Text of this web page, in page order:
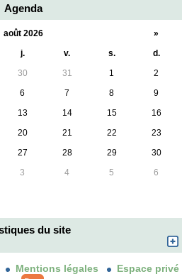
Agenda
août 2026
»
j. v. s.
d.
30 31 1
2
6 7 8
9
13 14 15
16
20 21 22
23
27 28 29
30
3 4 5 6
du site
Mentions légales Espace privé